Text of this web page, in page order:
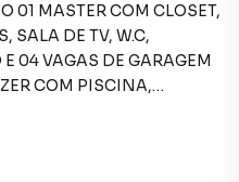
01 MASTER COM CLOSET,
SALA DE TV, W.C,
04 VAGAS DE GARAGEM
COM PISCINA,